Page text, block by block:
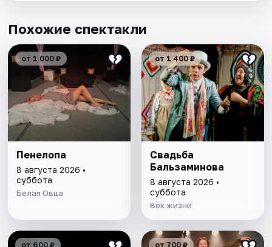
Похожие спектакли
от 1 000 ₽
Пенелопа
8 августа 2026 •
суббота
Белая Овца
от 1 400 ₽
Свадьба
Бальзаминова
8 августа 2026 •
суббота
Век жизни
от 600 ₽ от 700 ₽